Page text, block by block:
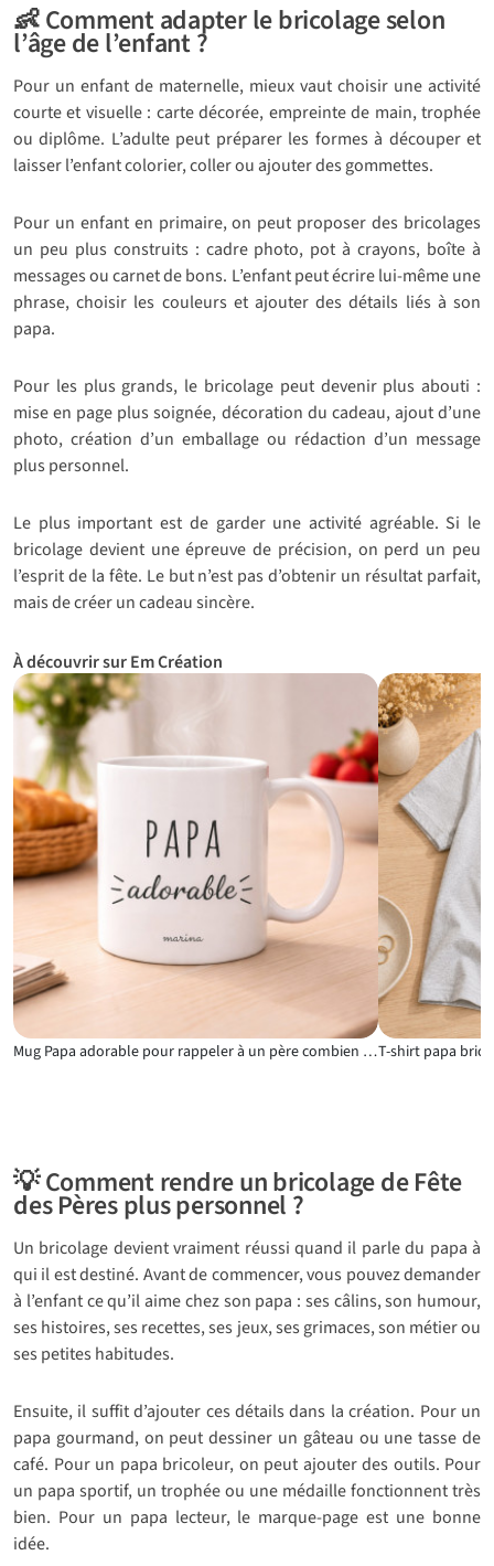
👶 Comment adapter le bricolage selon
l’âge de l’enfant ?
Pour un enfant de maternelle, mieux vaut choisir une activité
courte et visuelle : carte décorée, empreinte de main, trophée
ou diplôme. L’adulte peut préparer les formes à découper et
laisser l’enfant colorier, coller ou ajouter des gommettes.
Pour un enfant en primaire, on peut proposer des bricolages
un peu plus construits : cadre photo, pot à crayons, boîte à
messages ou carnet de bons. L’enfant peut écrire lui-même une
phrase, choisir les couleurs et ajouter des détails liés à son
papa.
Pour les plus grands, le bricolage peut devenir plus abouti :
mise en page plus soignée, décoration du cadeau, ajout d’une
photo, création d’un emballage ou rédaction d’un message
plus personnel.
Le plus important est de garder une activité agréable. Si le
bricolage devient une épreuve de précision, on perd un peu
l’esprit de la fête. Le but n’est pas d’obtenir un résultat parfait,
mais de créer un cadeau sincère.
À découvrir sur Em Création
Mug Papa adorable pour rappeler à un père combien il compte
💡 Comment rendre un bricolage de Fête
des Pères plus personnel ?
Un bricolage devient vraiment réussi quand il parle du papa à
qui il est destiné. Avant de commencer, vous pouvez demander
à l’enfant ce qu’il aime chez son papa : ses câlins, son humour,
ses histoires, ses recettes, ses jeux, ses grimaces, son métier ou
ses petites habitudes.
Ensuite, il suffit d’ajouter ces détails dans la création. Pour un
papa gourmand, on peut dessiner un gâteau ou une tasse de
café. Pour un papa bricoleur, on peut ajouter des outils. Pour
un papa sportif, un trophée ou une médaille fonctionnent très
bien. Pour un papa lecteur, le marque-page est une bonne
idée.